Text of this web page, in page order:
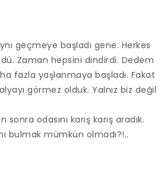
geçmeye başladı gene. Herkes
Zaman hepsini dindirdi. Dedem
fazla yaşlanmaya başladı. Fakat
görmez olduk. Yalnız biz değil
odasını karış karış aradık.
bulmak mümkün olmadı?!..